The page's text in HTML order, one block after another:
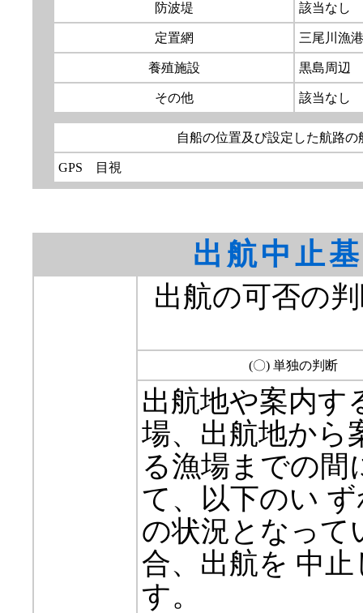
防波堤 該当なし
定置網 三尾川漁
養殖施設 黒島周辺
その他 該当なし
自船の位置及び設定した航路
GPS 目視
出航中止
出航の可否の
(〇) 単独の判断
出航地や案内す
場、出航地から
る漁場までの間
て、以下のい
の状況となって
合、出航を 中止
す。